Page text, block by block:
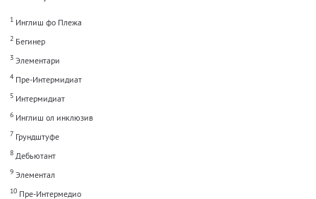
1 Инглиш фо Плежа
2 Бегинер
3 Элементари
4Пре-Интермидиат
5 Интермидиат
6 Инглиш ол инклюзив
7 Грундштуфе
8 Дебьютант
9 Элементал
10 Пре-Интермедио